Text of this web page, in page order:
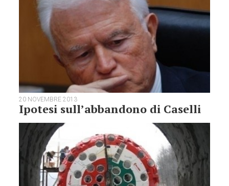
20 NOVEMBRE 2013
Ipotesi sull’abbandono di Caselli